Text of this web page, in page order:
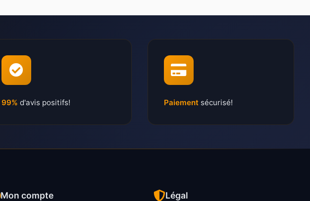
99% d'avis positifs! Paiement sécurisé!
Mon compte Légal